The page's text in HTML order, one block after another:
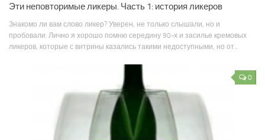
Эти неповторимые ликеры. Часть 1: история ликеров
Знакомо ли вам слово ликер? Уверен, не только слышали, но и
пробовали. Лично я хорошо помню середину 90-х и засилье кремовых
ликеров, которые с витрины казались такими недоступными, но от...
0